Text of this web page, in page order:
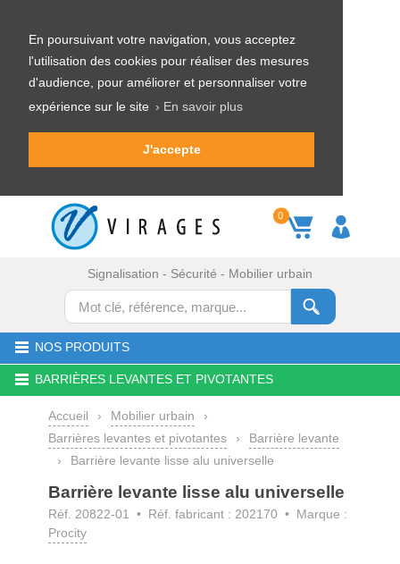
En poursuivant votre navigation, vous acceptez
l'utilisation des cookies pour réaliser des mesures
d'audience, pour améliorer et personnaliser votre
expérience sur le site › En savoir plus
J'accepte
0
Signalisation - Sécurité - Mobilier urbain
NOS PRODUITS
BARRIÈRES LEVANTES ET PIVOTANTES
Accueil › Mobilier urbain
›
Barrières levantes et pivotantes
›
Barrière levante
›
Barrière levante lisse alu universelle
Barrière levante lisse alu universelle
Réf. 20822-01
• Réf. fabricant : 202170 • Marque :
Procity